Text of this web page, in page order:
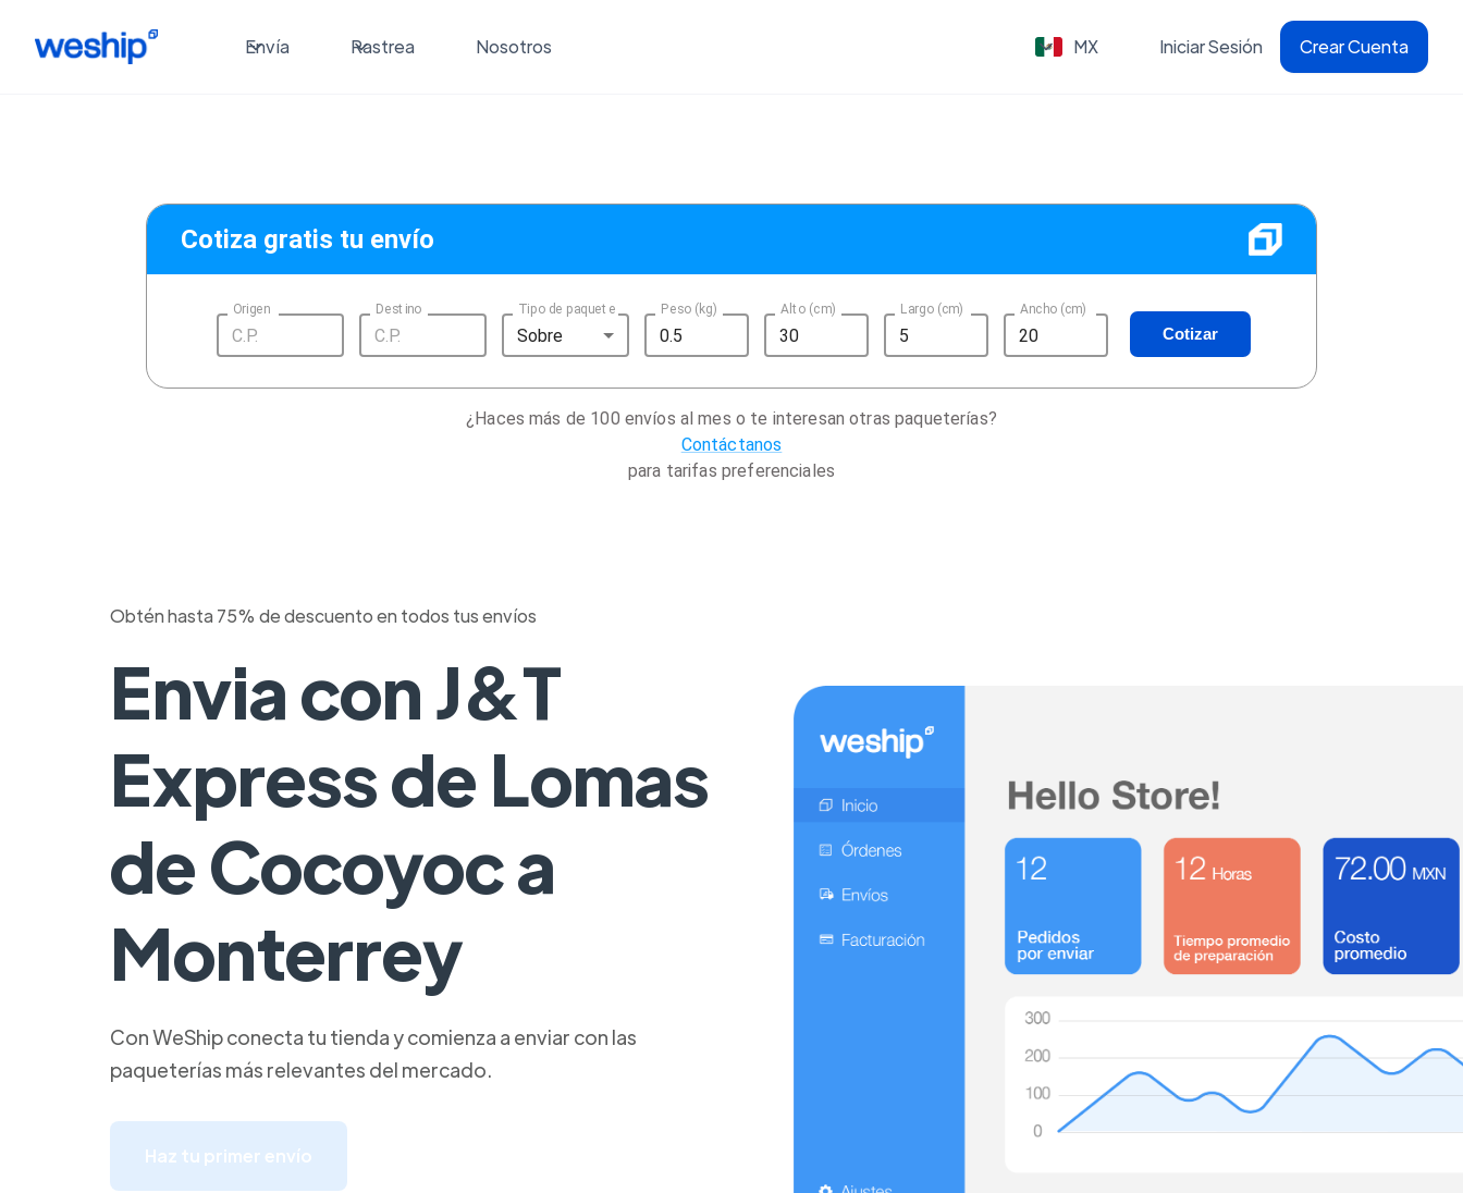
Envía Rastrea Nosotros MX Iniciar Sesión Crear Cuenta
Cotiza gratis tu envío
Origen Destino Tipo de paquete
Sobre
Peso (kg) Alto (cm) Largo (cm) Ancho (cm)
Cotizar
¿Haces más de 100 envíos al mes o te interesan otras paqueterías?
Contáctanos
para tarifas preferenciales
Obtén hasta 75% de descuento en todos tus envíos
Envia con J&T
Express de Lomas
de Cocoyoc a
Monterrey
Con WeShip conecta tu tienda y comienza a enviar con las
paqueterías más relevantes del mercado.
Haz tu primer envío